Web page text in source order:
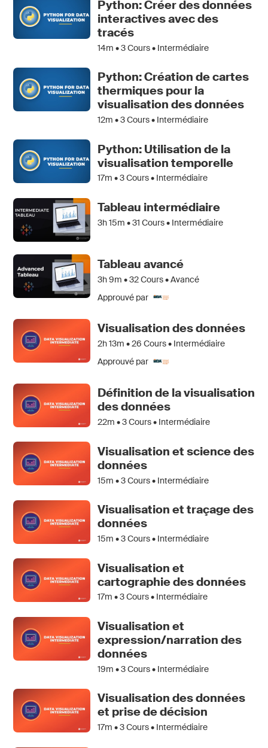
Python: Créer des données
interactives avec des
tracés
14m •3Cours • Intermédiaire
Python: Création de cartes
thermiques pour la
visualisation des données
12m •3Cours • Intermédiaire
Python: Utilisation de la
visualisation temporelle
17m •3Cours • Intermédiaire
Tableau intermédiaire
3h 15m •31 Cours • Intermédiaire
Tableau avancé
3h 9m •32Cours • Avancé
Approuvé par
Visualisation des données
2h 13m •26 Cours • Intermédiaire
Approuvé par
Définition de la visualisation
des données
22m •3Cours • Intermédiaire
Visualisation et science des
données
15m •3Cours • Intermédiaire
Visualisation et traçage des
données
15m •3Cours • Intermédiaire
Visualisation et
cartographie des données
17m •3Cours • Intermédiaire
Visualisation et
expression/narration des
données
19m •3Cours • Intermédiaire
Visualisation des données
et prise de décision
17m •3Cours • Intermédiaire